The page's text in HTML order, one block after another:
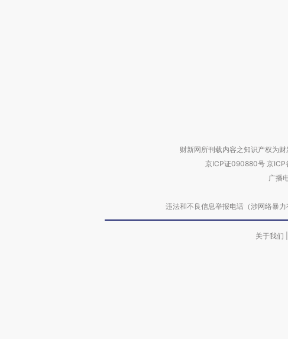
财新网所刊载内容之知识产权为
京ICP证090880号 京
广播
违法和不良信息举报电话（涉网络暴
关于我们